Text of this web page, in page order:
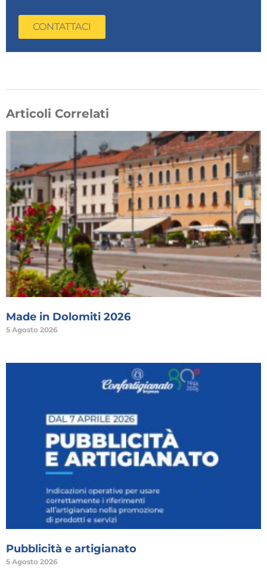
CONTATTACI
Articoli Correlati
Made in Dolomiti 2026
5 Agosto 2026
Pubblicità e artigianato
5 Agosto 2026